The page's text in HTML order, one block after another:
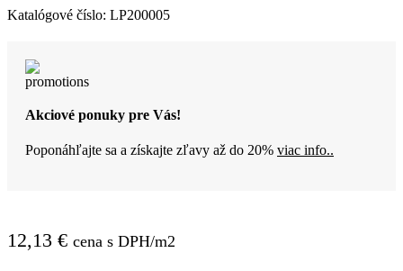
Katalógové číslo: LP200005
Akciové ponuky pre Vás!
Poponáhľajte sa a získajte zľavy až do 20% viac info..
12,13 € cena s DPH/m2